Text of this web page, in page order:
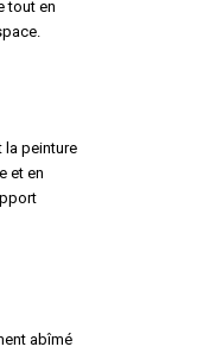
tout en
la peinture
et en
abîmé